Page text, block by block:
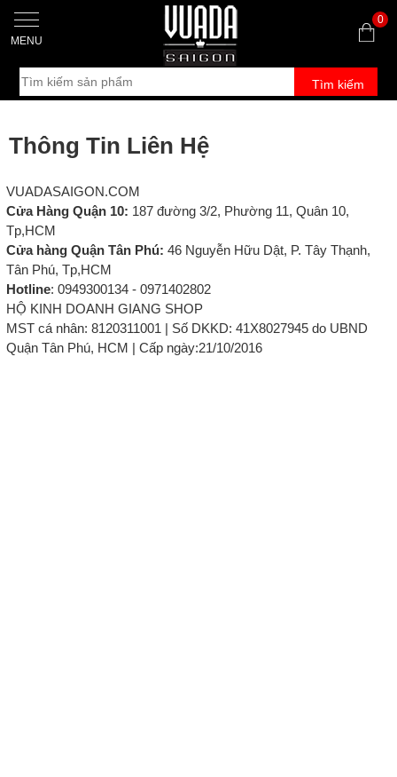
0
MENU
Tìm kiếm
Thông Tin Liên Hệ
VUADASAIGON.COM
Cửa Hàng Quận 10: 187 đường 3/2, Phường 11, Quân 10,
Tp,HCM
Cửa hàng Quận Tân Phú: 46 Nguyễn Hữu Dật, P. Tây Thạnh,
Tân Phú, Tp,HCM
Hotline: 0949300134 - 0971402802
HỘ KINH DOANH GIANG SHOP
MST cá nhân: 8120311001 | Số DKKD: 41X8027945 do UBND
Quận Tân Phú, HCM | Cấp ngày:21/10/2016